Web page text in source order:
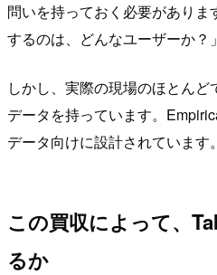
問いを持っておく必要があり
するのは、どんなユーザーか？
しかし、実際の現場のほとん
データを持っています。
データ向けに設計されています。
この買収によって、
るか